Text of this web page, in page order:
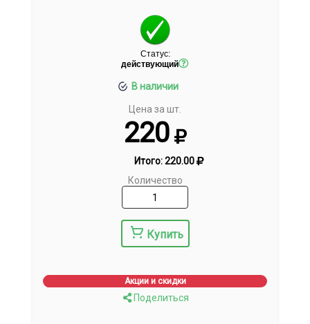
Статус:
действующий
В наличии
Цена за шт.
220
Итого:220.00
Количество
Купить
Акции и скидки
Поделиться